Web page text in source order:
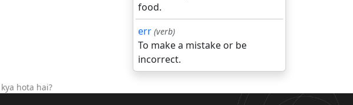
food.
err (verb)
To make a mistake or be
incorrect.
hota hai?